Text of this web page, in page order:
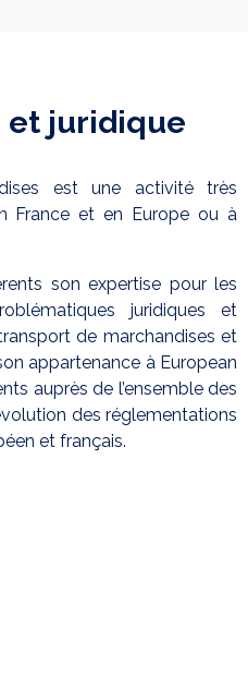
et juridique
est une activité très
France et en Europe ou à
son expertise pour les
juridiques et
de marchandises et
appartenance à European
auprès de l’ensemble des
des réglementations
et français.